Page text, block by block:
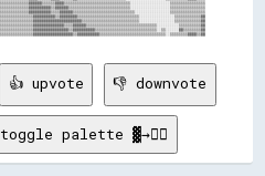
👍 upvote 👎 downvote
toggle palette ▓→✊🏽